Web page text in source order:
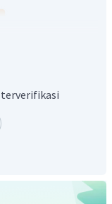
terverifikasi